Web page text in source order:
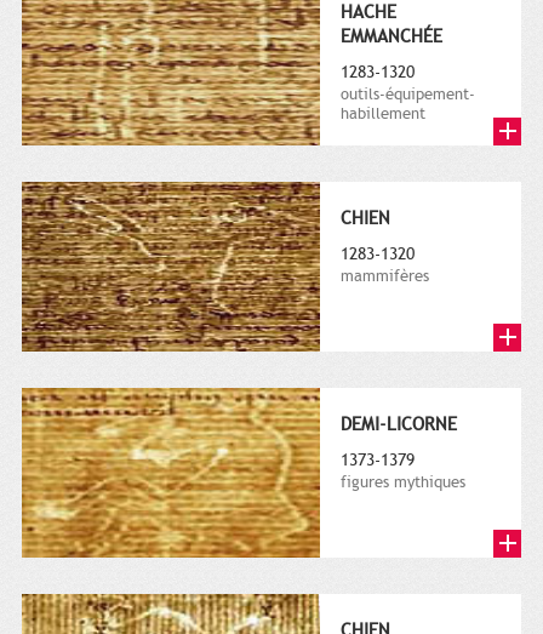
HACHE
EMMANCHÉE
1283-1320
outils-équipement-
habillement
CHIEN
1283-1320
mammifères
DEMI-LICORNE
1373-1379
figures mythiques